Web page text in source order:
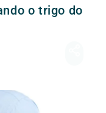
o trigo do